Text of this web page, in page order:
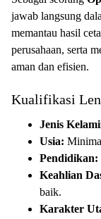
jawab langsung
memantau hasil
perusahaan, serta
aman dan efisien.
Kualifikasi
Jenis
Usia:
Pendidikan:
Keahlian
baik.
Karakter